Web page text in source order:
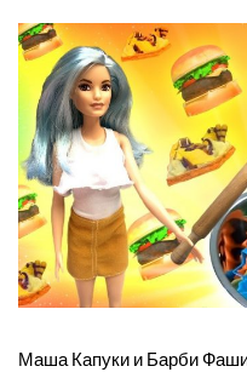
Маша Капуки и Барби